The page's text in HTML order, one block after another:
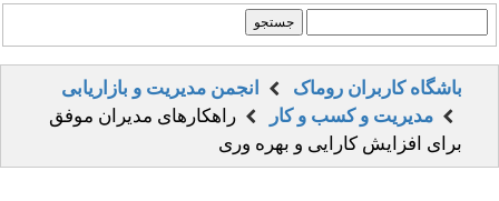
باشگاه کاربران روماک
انجمن مدیریت و بازاریابی
مدیریت و کسب و کار
راهکارهای مدیران موفق
برای افزایش کارایی و بهره وری